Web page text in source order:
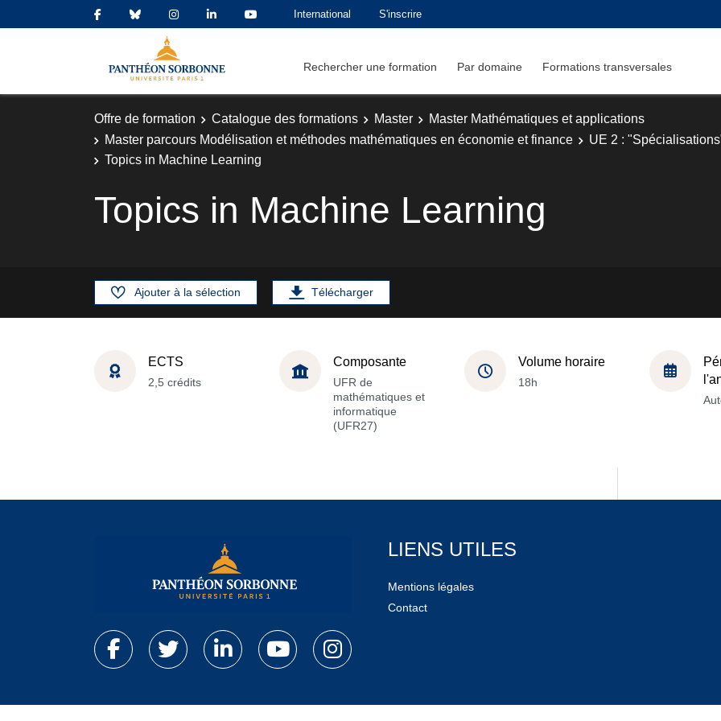
International S'inscrire
Rechercher une formation Par domaine Formations transversales
Offre de formation Catalogue des formations Master
Master Mathématiques et applications
Master parcours Modélisation et méthodes mathématiques en économie et finance
UE 2 :
Topics in Machine Learning
Topics in Machine Learning
Ajouter à la sélection Télécharger
ECTS
2,5 crédits
Composante
UFR de
mathématiques et
informatique
(UFR27)
Volume horaire
18h
LIENS UTILES
Mentions légales
Contact